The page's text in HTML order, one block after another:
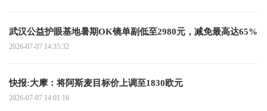
武汉公益护眼基地暑期OK镜单副低至2980元，减免最高达65%
2026-07-07 14:35:32
快报:大摩：将阿斯麦目标价上调至1830欧元
2026-07-07 14:01:16